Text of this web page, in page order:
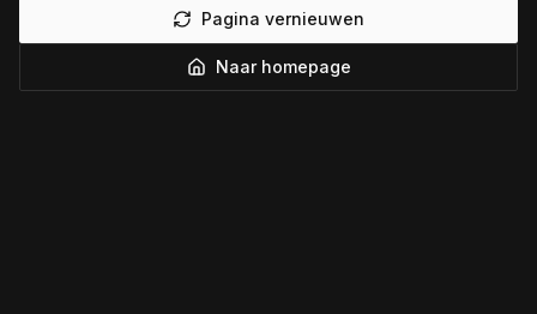
Pagina vernieuwen
Naar homepage